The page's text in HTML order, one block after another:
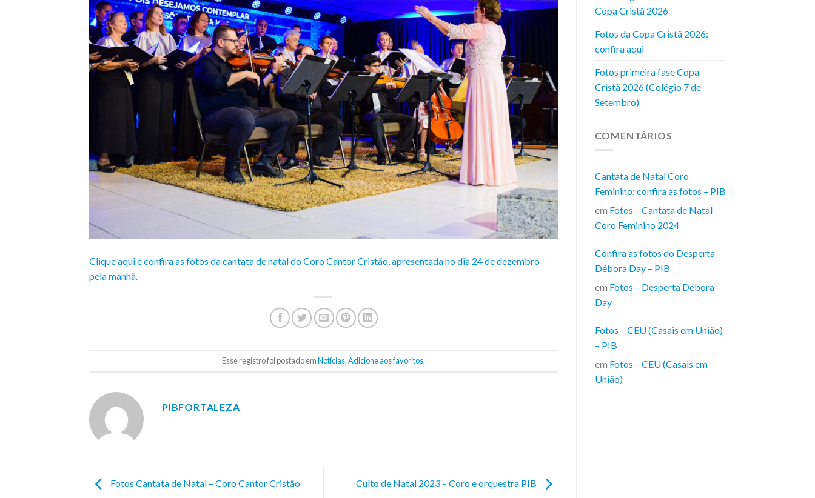
Clique aqui e confira as fotos da cantata de natal do Coro Cantor Cristão, apresentada no dia 24 de dezembro
pela manhã.
Esse registro foi postado emNotícias.Adicione aos favoritos.
PIBFORTALEZA
Fotos Cantata de Natal – Coro Cantor Cristão Culto de Natal 2023 – Coro e orquestra PIB
Copa Cristã 2026
Fotos da Copa Cristã 2026:
confira aqui
Fotos primeira fase Copa
Cristã 2026 (Colégio 7 de
Setembro)
COMENTÁRIOS
Cantata de Natal Coro
Feminino: confira as fotos – PIB
em Fotos – Cantata de Natal
Coro Feminino 2024
Confira as fotos do Desperta
Débora Day – PIB
em Fotos – Desperta Débora
Day
Fotos – CEU (Casais em União)
– PIB
em Fotos – CEU (Casais em
União)